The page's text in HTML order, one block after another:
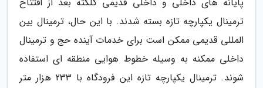
ترمینال یکپارچه تازه بسته شدند. با این حال، ترمینال بین
المللی قدیمی ممکن است برای خدمات آینده حج و ترمینال
داخلی ممکنه به وسیله خطوط هوایی منطقه ای استفاده
شوند. ترمینال یکپارچه تازه این فرودگاه با 233 هزار متر